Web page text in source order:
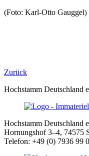
(Foto: Karl-Otto Gauggel)
Zurück
Hochstamm Deutschland
Hochstamm Deutschland
Hornungshof 3–4, 74575
Telefon: +49 (0) 7936 99